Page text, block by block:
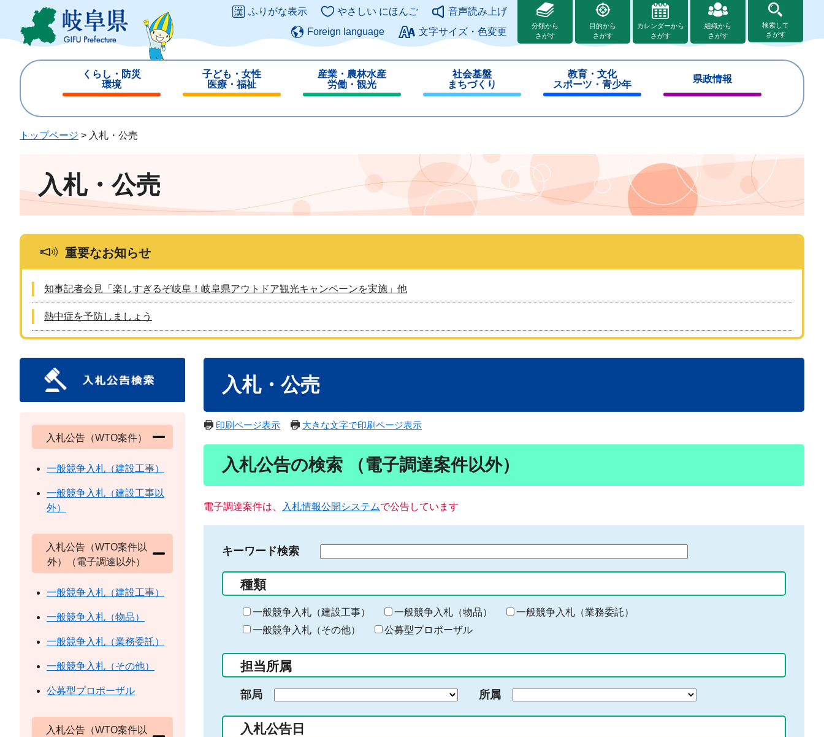
ジ
ュ
このページの本文へ
ふりがな表示 やさしい にほんご
音声読み上げ
Foreign language
文字サイズ・色変更
分類から
さがす
目的から
さがす
カレンダーから
さがす
組織から
さがす
検索して
さがす
くらし・防災
環境
じ
子ども・女性
医療・福祉
じ
産業・農林水産
労働・観光
じ
社会基盤
まちづくり
じ
教育・文化
スポーツ・青少年
じ
県政情報
じ
トップページ > 入札・公売
入札・公売
重要なお知らせ
知事記者会見「楽しすぎるぞ岐阜！岐阜県アウトドア観光キャンペーンを実施」他
熱中症を予防しましょう
入札・公売
印刷ページ表示 大きな文字で印刷ページ表示
入札公告の検索 （電子調達案件以外）
電子調達案件は、 入札情報公開システムで公告しています
キーワード検索
る
キ
ー
ー
入
力
種類
一般競争入札（建設工事） 一般競争入札（物品）
一般競争入札（業務委託）
一般競争入札（その他）
公募型プロポーザル
担当所属
部局 所属
入札公告日
入札公告（WTO案件）
一般競争入札（建設工事）
一般競争入札（建設工事以
外）
入札公告（WTO案件以
外）（電子調達以外）
一般競争入札（建設工事）
一般競争入札（物品）
一般競争入札（業務委託）
一般競争入札（その他）
公募型プロポーザル
入札公告（WTO案件以